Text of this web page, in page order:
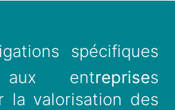
spécifiques
aux entreprises
la valorisation des